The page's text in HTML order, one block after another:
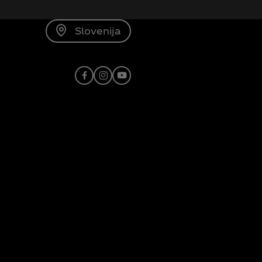
Slovenija
Facebook
Instagram
Youtube